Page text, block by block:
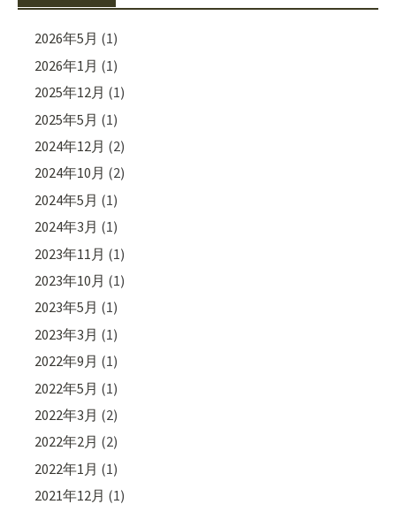
2026年5月 (1)
2026年1月 (1)
2025年12月 (1)
2025年5月 (1)
2024年12月 (2)
2024年10月 (2)
2024年5月 (1)
2024年3月 (1)
2023年11月 (1)
2023年10月 (1)
2023年5月 (1)
2023年3月 (1)
2022年9月 (1)
2022年5月 (1)
2022年3月 (2)
2022年2月 (2)
2022年1月 (1)
2021年12月 (1)